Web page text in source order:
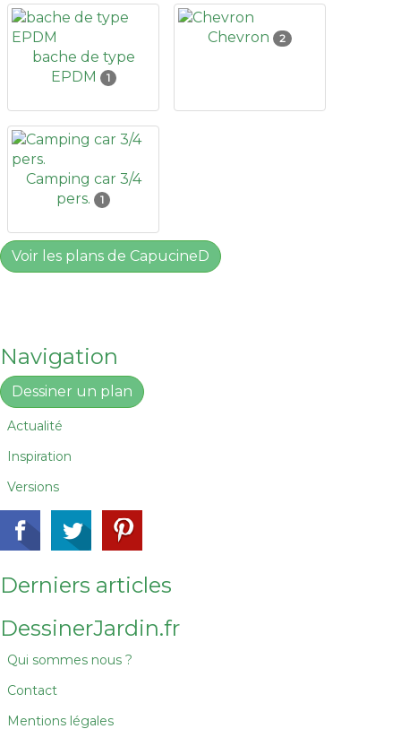
bache de type
EPDM
1
Chevron 2
Camping car 3/4
pers.
1
Voir les plans de CapucineD
Navigation
Dessiner un plan
Actualité
Inspiration
Versions
Derniers articles
DessinerJardin.fr
Qui sommes nous ?
Contact
Mentions légales